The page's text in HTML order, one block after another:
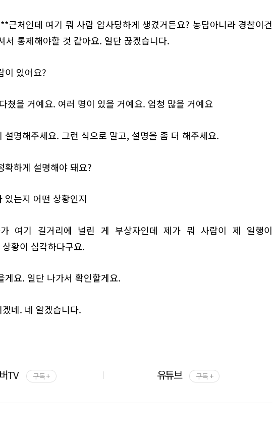
근처인데 여기 뭐 사람 압사당하게 생겼거든요? 농담아니라 경찰이건
서 통제해야할 것 같아요. 일단 끊겠습니다.
이 있어요?
쳤을 거예요. 여러 명이 있을 거예요. 엄청 많을 거예요
설명해주세요. 그런 식으로 말고, 설명을 좀 더 해주세요.
확하게 설명해야 돼요?
있는지 어떤 상황인지
여기 길거리에 널린 게 부상자인데 제가 뭐 사람이 제 일행이
황이 심각하다구요.
게요. 일단 나가서 확인할게요.
네. 네 알겠습니다.
TV 구독 + 유튜브 구독 +